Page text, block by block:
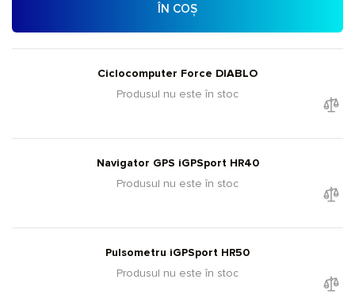
ÎN COȘ
Ciclocomputer Force DIABLO
Produsul nu este în stoc
Navigator GPS iGPSport HR40
Produsul nu este în stoc
Pulsometru iGPSport HR50
Produsul nu este în stoc